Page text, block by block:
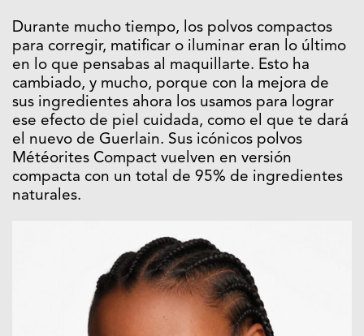
Durante mucho tiempo, los polvos compactos
para corregir, matificar o iluminar eran lo último
en lo que pensabas al maquillarte. Esto ha
cambiado, y mucho, porque con la mejora de
sus ingredientes ahora los usamos para lograr
ese efecto de piel cuidada, como el que te dará
el nuevo de Guerlain. Sus icónicos polvos
Météorites Compact vuelven en versión
compacta con un total de 95% de ingredientes
naturales.